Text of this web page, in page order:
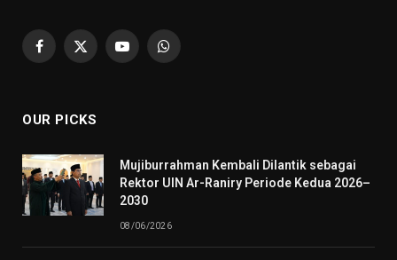
Facebook
X
YouTubeWhatsApp
OUR PICKS
Mujiburrahman Kembali Dilantik sebagai
Rektor UIN Ar-Raniry Periode Kedua 2026–
2030
08/06/2026